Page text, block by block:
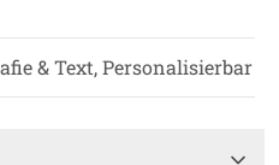
& Text, Personalisierbar